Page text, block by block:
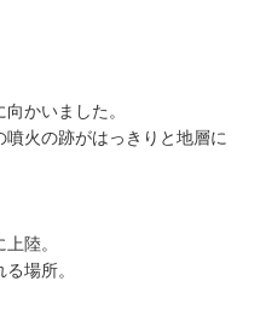
かいました。
火の跡がはっきりと地層に
陸。
場所。